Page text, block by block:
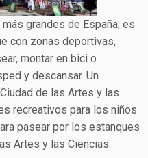
grandes de España, es
con zonas deportivas,
montar en bici o
y descansar. Un
de las Artes y las
recreativos para los niños
pasear por los estanques
Artes y las Ciencias.